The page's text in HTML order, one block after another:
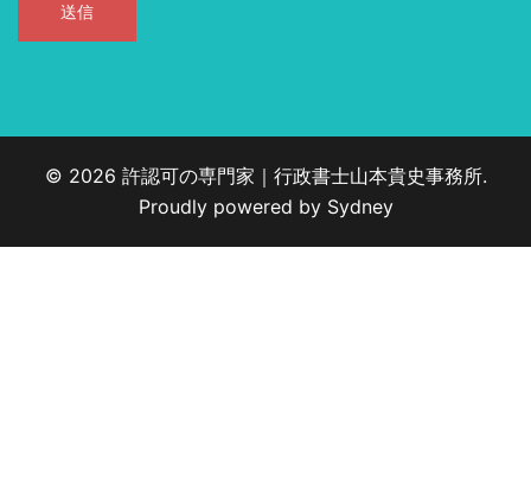
© 2026 許認可の専門家｜行政書士山本貴史事務所.
Proudly powered by Sydney